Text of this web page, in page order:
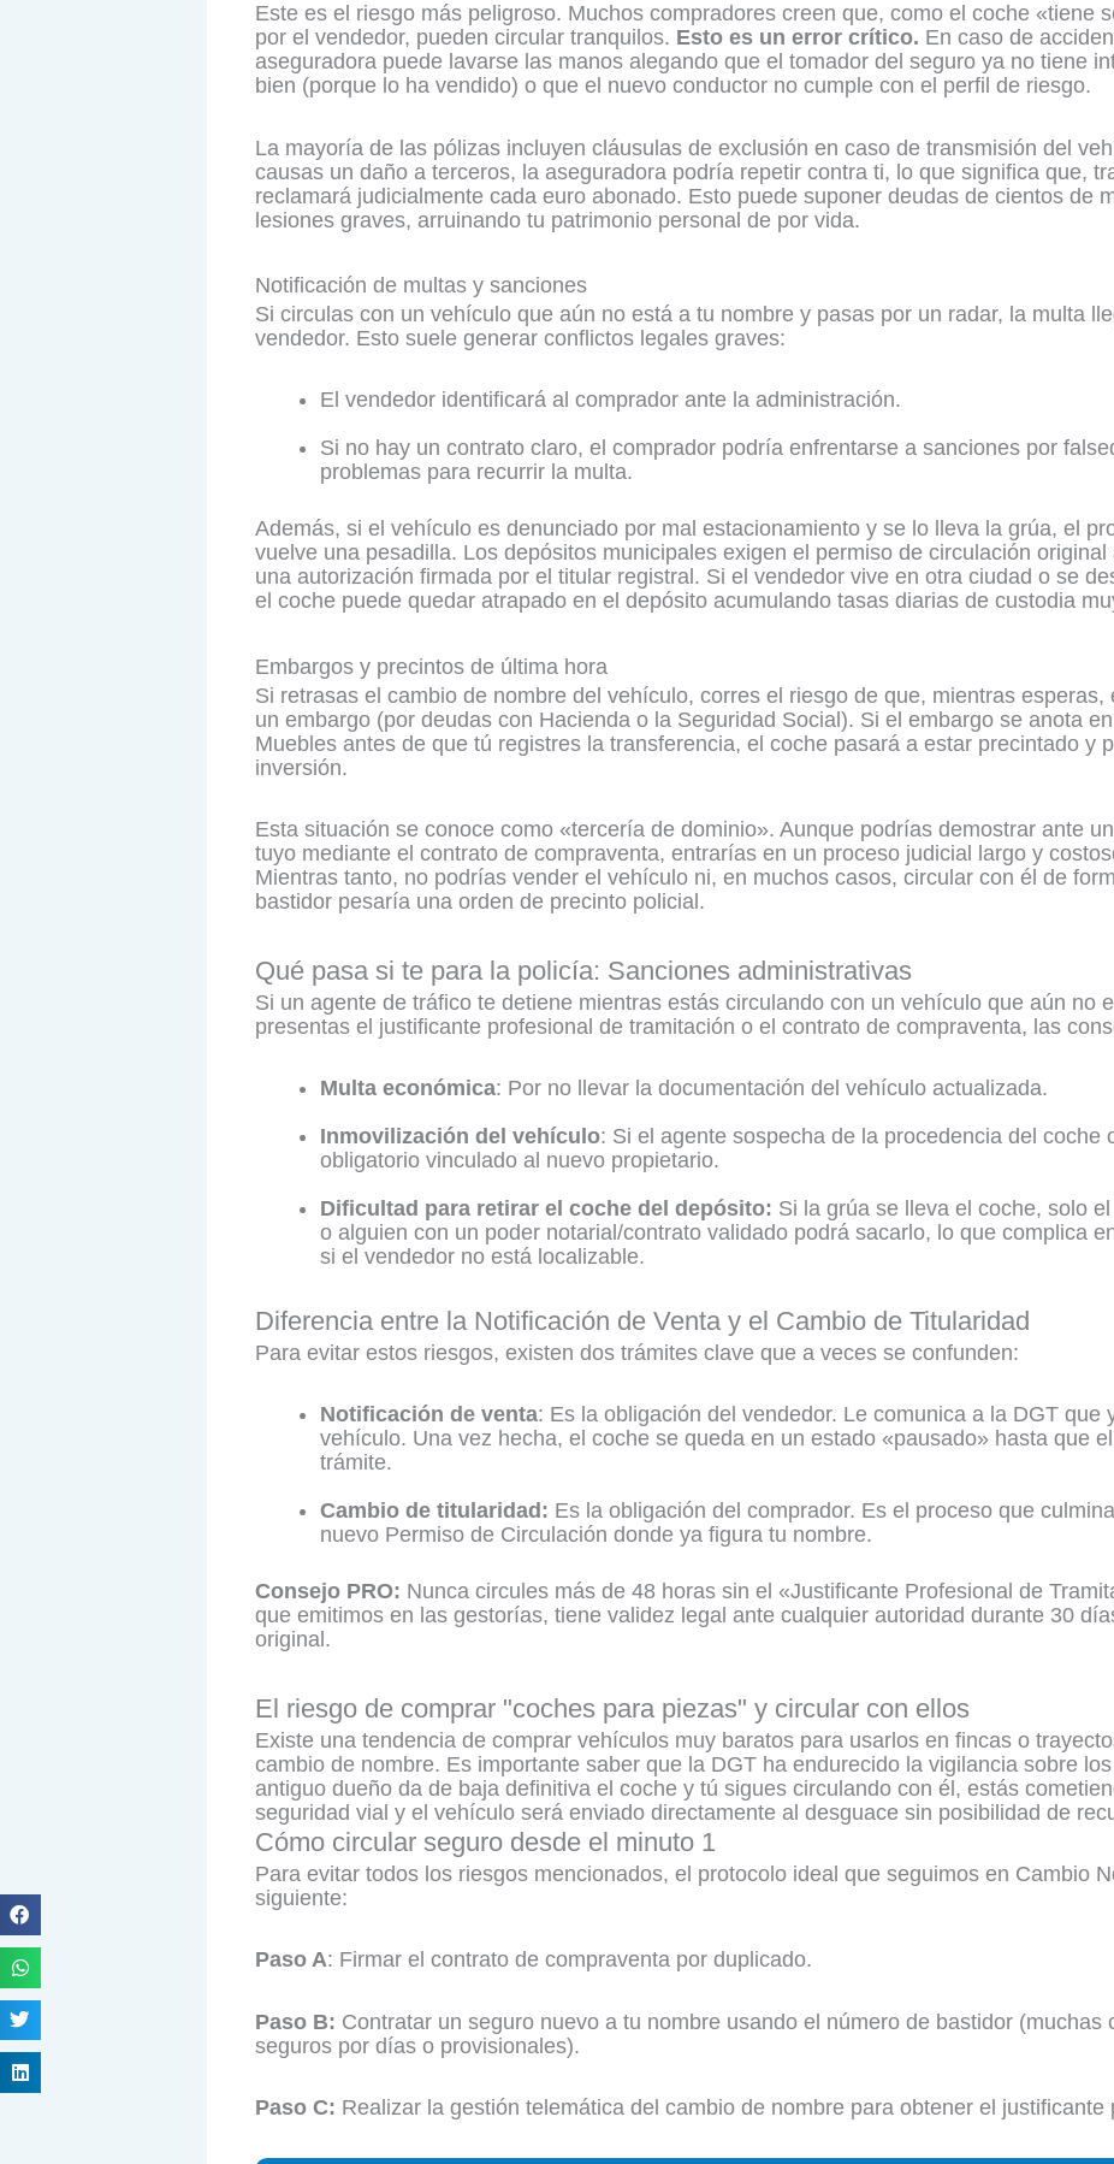
Este es el riesgo más peligroso. Muchos compradores creen que, como el coche «tiene
por el vendedor, pueden circular tranquilos. Esto es un error crítico. En caso de
aseguradora puede lavarse las manos alegando que el tomador del seguro ya no tiene
bien (porque lo ha vendido) o que el nuevo conductor no cumple con el perfil de riesgo.
La mayoría de las pólizas incluyen cláusulas de exclusión en caso de transmisión del
causas un daño a terceros, la aseguradora podría repetir contra ti, lo que significa que,
reclamará judicialmente cada euro abonado. Esto puede suponer deudas de cientos de
lesiones graves, arruinando tu patrimonio personal de por vida.
Notificación de multas y sanciones
Si circulas con un vehículo que aún no está a tu nombre y pasas por un radar, la multa
vendedor. Esto suele generar conflictos legales graves:
El vendedor identificará al comprador ante la administración.
Si no hay un contrato claro, el comprador podría enfrentarse a sanciones por
problemas para recurrir la multa.
Además, si el vehículo es denunciado por mal estacionamiento y se lo lleva la grúa, el
vuelve una pesadilla. Los depósitos municipales exigen el permiso de circulación
una autorización firmada por el titular registral. Si el vendedor vive en otra ciudad o se
el coche puede quedar atrapado en el depósito acumulando tasas diarias de custodia
Embargos y precintos de última hora
Si retrasas el cambio de nombre del vehículo, corres el riesgo de que, mientras esperas,
un embargo (por deudas con Hacienda o la Seguridad Social). Si el embargo se anota
Muebles antes de que tú registres la transferencia, el coche pasará a estar precintado y
inversión.
Esta situación se conoce como «tercería de dominio». Aunque podrías demostrar ante
tuyo mediante el contrato de compraventa, entrarías en un proceso judicial largo y
Mientras tanto, no podrías vender el vehículo ni, en muchos casos, circular con él de
bastidor pesaría una orden de precinto policial.
Qué pasa si te para la policía: Sanciones administrativas
Si un agente de tráfico te detiene mientras estás circulando con un vehículo que aún no
presentas el justificante profesional de tramitación o el contrato de compraventa, las
Multa económica: Por no llevar la documentación del vehículo actualizada.
Inmovilización del vehículo: Si el agente sospecha de la procedencia del coche
obligatorio vinculado al nuevo propietario.
Dificultad para retirar el coche del depósito: Si la grúa se lleva el coche, solo
o alguien con un poder notarial/contrato validado podrá sacarlo, lo que complica
si el vendedor no está localizable.
Diferencia entre la Notificación de Venta y el Cambio de Titularidad
Para evitar estos riesgos, existen dos trámites clave que a veces se confunden:
Notificación de venta: Es la obligación del vendedor. Le comunica a la DGT que
vehículo. Una vez hecha, el coche se queda en un estado «pausado» hasta que
trámite.
Cambio de titularidad: Es la obligación del comprador. Es el proceso que
nuevo Permiso de Circulación donde ya figura tu nombre.
Consejo PRO: Nunca circules más de 48 horas sin el «Justificante Profesional de
que emitimos en las gestorías, tiene validez legal ante cualquier autoridad durante 30
original.
El riesgo de comprar "coches para piezas" y circular con ellos
Existe una tendencia de comprar vehículos muy baratos para usarlos en fincas o
cambio de nombre. Es importante saber que la DGT ha endurecido la vigilancia sobre
antiguo dueño da de baja definitiva el coche y tú sigues circulando con él, estás
seguridad vial y el vehículo será enviado directamente al desguace sin posibilidad de
Cómo circular seguro desde el minuto 1
Para evitar todos los riesgos mencionados, el protocolo ideal que seguimos en Cambio
siguiente:
Paso A: Firmar el contrato de compraventa por duplicado.
Paso B: Contratar un seguro nuevo a tu nombre usando el número de bastidor (muchas
seguros por días o provisionales).
Paso C: Realizar la gestión telemática del cambio de nombre para obtener el justificante